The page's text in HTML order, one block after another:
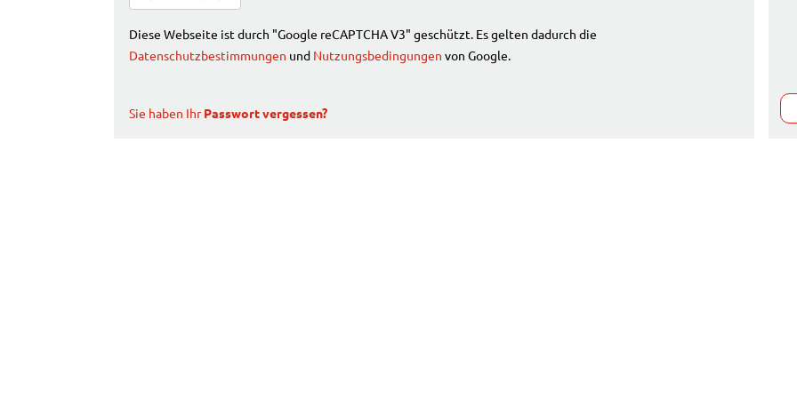
Diese Webseite ist durch "Google reCAPTCHA V3" geschützt. Es gelten dadurch die
Datenschutzbestimmungen und Nutzungsbedingungen von Google.
Sie haben IhrPasswort vergessen?